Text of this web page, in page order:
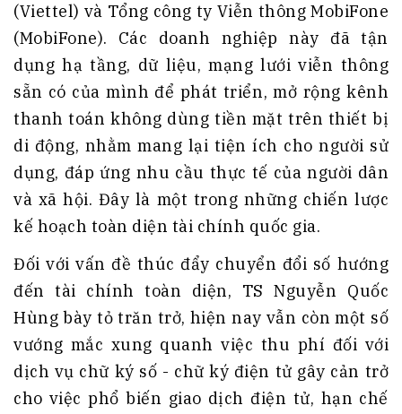
(Viettel) và Tổng công ty Viễn thông MobiFone
(MobiFone). Các doanh nghiệp này đã tận
dụng hạ tầng, dữ liệu, mạng lưới viễn thông
sẵn có của mình để phát triển, mở rộng kênh
thanh toán không dùng tiền mặt trên thiết bị
di động, nhằm mang lại tiện ích cho người sử
dụng, đáp ứng nhu cầu thực tế của người dân
và xã hội. Đây là một trong những chiến lược
kế hoạch toàn diện tài chính quốc gia.
Đối với vấn đề thúc đẩy chuyển đổi số hướng
đến tài chính toàn diện, TS Nguyễn Quốc
Hùng bày tỏ trăn trở, hiện nay vẫn còn một số
vướng mắc xung quanh việc thu phí đối với
dịch vụ chữ ký số - chữ ký điện tử gây cản trở
cho việc phổ biến giao dịch điện tử, hạn chế